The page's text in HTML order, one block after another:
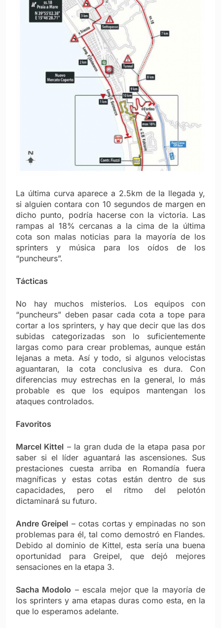
La última curva aparece a 2.5km de la llegada y,
si alguien contara con 10 segundos de margen en
dicho punto, podría hacerse con la victoria. Las
rampas al 18% cercanas a la cima de la última
cota son malas noticias para la mayoría de los
sprinters y música para los oídos de los
“puncheurs”.
Tácticas
No hay muchos misterios. Los equipos con
“puncheurs” deben pasar cada cota a tope para
cortar a los sprinters, y hay que decir que las dos
subidas categorizadas son lo suficientemente
largas como para crear problemas, aunque están
lejanas a meta. Así y todo, si algunos velocistas
aguantaran, la cota conclusiva es dura. Con
diferencias muy estrechas en la general, lo más
probable es que los equipos mantengan los
ataques controlados.
Favoritos
Marcel Kittel – la gran duda de la etapa pasa por
saber si el líder aguantará las ascensiones. Sus
prestaciones cuesta arriba en Romandía fuera
magníficas y estas cotas están dentro de sus
capacidades, pero el ritmo del pelotón
dictaminará su futuro.
Andre Greipel – cotas cortas y empinadas no son
problemas para él, tal como demostró en Flandes.
Debido al dominio de Kittel, esta sería una buena
oportunidad para Greipel, que dejó mejores
sensaciones en la etapa 3.
Sacha Modolo – escala mejor que la mayoría de
los sprinters y ama etapas duras como esta, en la
que lo esperamos adelante.